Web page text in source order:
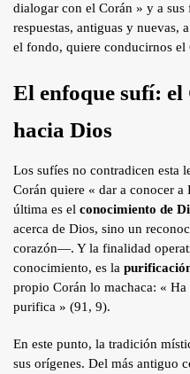
dialogar con el Corán » y a sus
respuestas, antiguas y nuevas,
el fondo, quiere conducirnos el
El enfoque sufí:
hacia Dios
Los sufíes no contradicen esta
Corán quiere « dar a conocer
última es el conocimiento de
acerca de Dios, sino un
corazón—. Y la finalidad
conocimiento, es la
propio Corán lo machaca: «
purifica » (91, 9).
En este punto, la tradición
sus orígenes. Del más antiguo